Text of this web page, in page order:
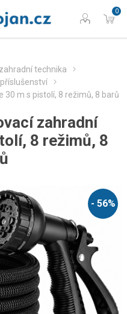
0
technika
30 m s pistolí, 8 režimů, 8 barů
zahradní
8 režimů, 8
- 56%